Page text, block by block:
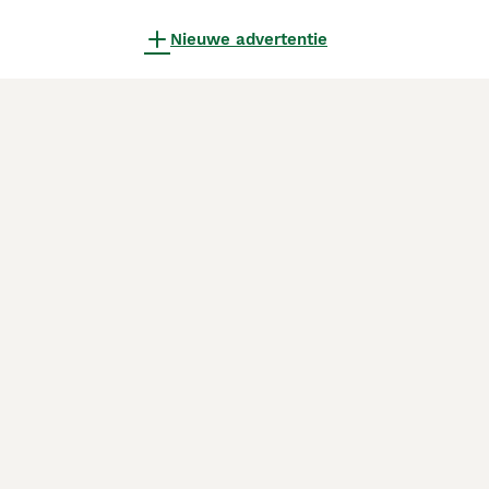
Nieuwe advertentie